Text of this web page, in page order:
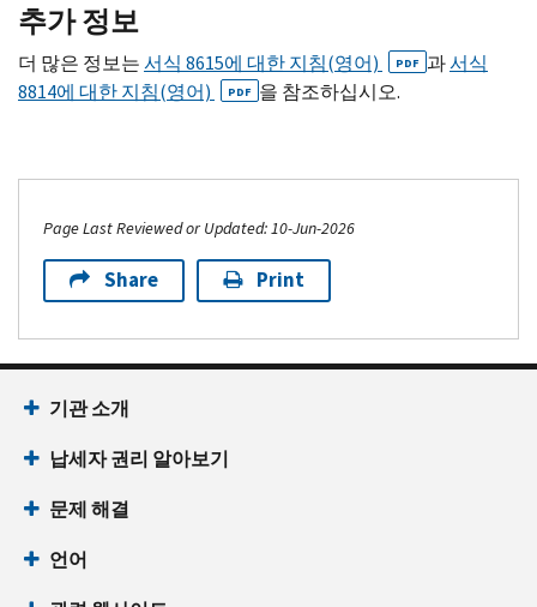
추가 정보
더 많은 정보는서식 8615에 대한 지침(영어) PDF 과서식
8814에 대한 지침(영어)
PDF 을 참조하십시오.
Page Last Reviewed or Updated: 10-Jun-2026
Share Print
기관 소개
납세자 권리 알아보기
문제 해결
언어